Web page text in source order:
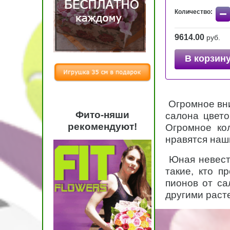
Количество: −
9614.00 руб.
В
Огромное
салона
Огромное
нравятся
Юная
такие, кто
пионов от
другими
Фито-няши
рекомендуют!